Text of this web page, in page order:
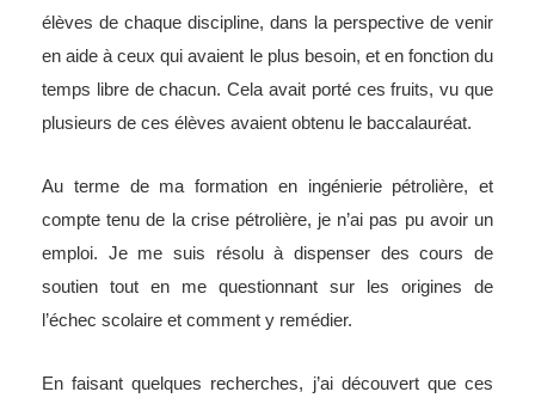
élèves de chaque discipline, dans la perspective de venir
en aide à ceux qui avaient le plus besoin, et en fonction du
temps libre de chacun. Cela avait porté ces fruits, vu que
plusieurs de ces élèves avaient obtenu le baccalauréat.
Au terme de ma formation en ingénierie pétrolière, et
compte tenu de la crise pétrolière, je n’ai pas pu avoir un
emploi. Je me suis résolu à dispenser des cours de
soutien tout en me questionnant sur les origines de
l’échec scolaire et comment y remédier.
En faisant quelques recherches, j’ai découvert que ces